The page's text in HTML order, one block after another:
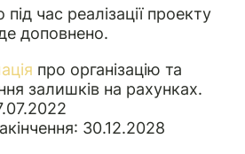
час реалізації проекту
доповнено.
про організацію та
залишків на рахунках.
30.12.2028